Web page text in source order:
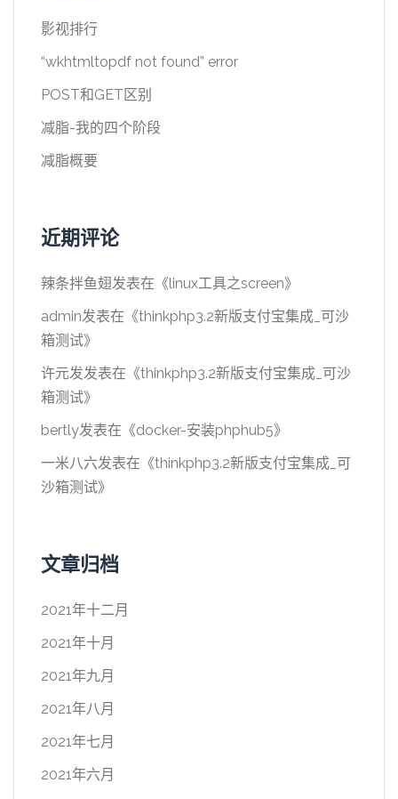
影视排行
“wkhtmltopdf not found” error
POST和GET区别
减脂-我的四个阶段
减脂概要
近期评论
辣条拌鱼翅发表在《linux工具之screen》
admin发表在《thinkphp3.2新版支付宝集成_可沙
箱测试》
许元发发表在《thinkphp3.2新版支付宝集成_可沙
箱测试》
bertly发表在《docker-安装phphub5》
一米八六发表在《thinkphp3.2新版支付宝集成_可
沙箱测试》
文章归档
2021年十二月
2021年十月
2021年九月
2021年八月
2021年七月
2021年六月